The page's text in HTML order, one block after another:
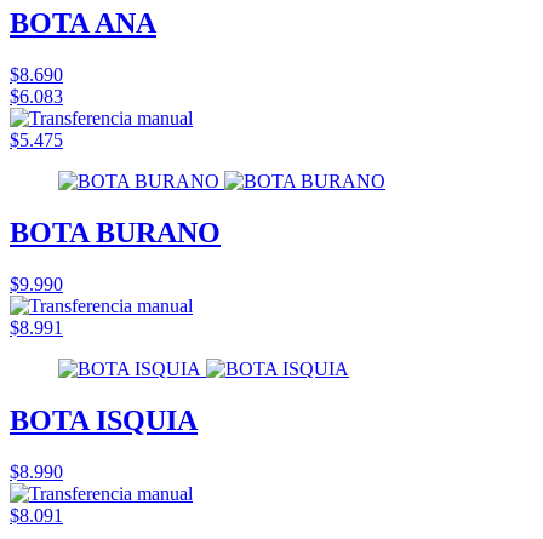
BOTA ANA
$8.690
$6.083
$5.475
BOTA BURANO
$9.990
$8.991
BOTA ISQUIA
$8.990
$8.091